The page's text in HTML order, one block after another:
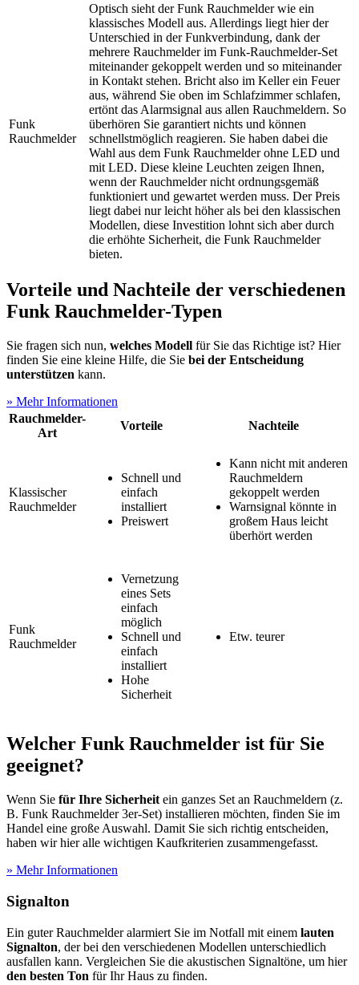
Funk
Rauchmelder
Optisch sieht der Funk Rauchmelder wie ein
klassisches Modell aus. Allerdings liegt hier der
Unterschied in der Funkverbindung, dank der
mehrere Rauchmelder im Funk-Rauchmelder-Set
miteinander gekoppelt werden und so miteinander
in Kontakt stehen. Bricht also im Keller ein Feuer
aus, während Sie oben im Schlafzimmer schlafen,
ertönt das Alarmsignal aus allen Rauchmeldern. So
überhören Sie garantiert nichts und können
schnellstmöglich reagieren. Sie haben dabei die
Wahl aus dem Funk Rauchmelder ohne LED und
mit LED. Diese kleine Leuchten zeigen Ihnen,
wenn der Rauchmelder nicht ordnungsgemäß
funktioniert und gewartet werden muss. Der Preis
liegt dabei nur leicht höher als bei den klassischen
Modellen, diese Investition lohnt sich aber durch
die erhöhte Sicherheit, die Funk Rauchmelder
bieten.
Vorteile und Nachteile der verschiedenen
Funk Rauchmelder-Typen
Sie fragen sich nun, welches Modell für Sie das Richtige ist? Hier
finden Sie eine kleine Hilfe, die Sie bei der Entscheidung
unterstützen kann.
» Mehr Informationen
Rauchmelder-
Art
Vorteile Nachteile
Klassischer
Rauchmelder
Schnell und
einfach
installiert
Preiswert
Kann nicht mit anderen
Rauchmeldern
gekoppelt werden
Warnsignal könnte in
großem Haus leicht
überhört werden
Funk
Rauchmelder
Vernetzung
eines Sets
einfach
möglich
Schnell und
einfach
installiert
Hohe
Sicherheit
Etw. teurer
Welcher Funk Rauchmelder ist für Sie
geeignet?
Wenn Sie für Ihre Sicherheit ein ganzes Set an Rauchmeldern (z.
B. Funk Rauchmelder 3er-Set) installieren möchten, finden Sie im
Handel eine große Auswahl. Damit Sie sich richtig entscheiden,
haben wir hier alle wichtigen Kaufkriterien zusammengefasst.
» Mehr Informationen
Signalton
Ein guter Rauchmelder alarmiert Sie im Notfall mit einem lauten
Signalton, der bei den verschiedenen Modellen unterschiedlich
ausfallen kann. Vergleichen Sie die akustischen Signaltöne, um hier
den besten Ton für Ihr Haus zu finden.